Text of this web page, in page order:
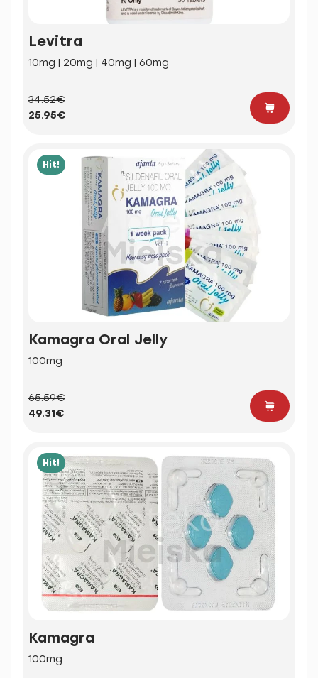
Levitra
10mg | 20mg | 40mg | 60mg
34.52€
25.95€
Hit!
Kamagra Oral Jelly
100mg
65.59€
49.31€
Hit!
Kamagra
100mg